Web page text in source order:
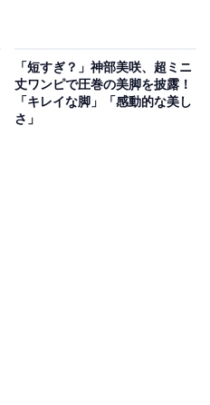
「短すぎ？」神部美咲、超ミニ
丈ワンピで圧巻の美脚を披露！
「キレイな脚」「感動的な美し
さ」